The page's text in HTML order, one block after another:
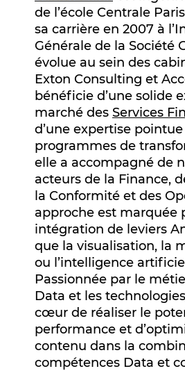
de l’école Centrale
sa carrière en 2007 à
Générale de la Société
évolue au sein des
Exton Consulting et
bénéficie d’une solide
marché des Services
d’une expertise
programmes de
elle a accompagné de
acteurs de la Finance,
la Conformité et des
approche est marquée
intégration de leviers
que la visualisation, la
ou l’intelligence
Passionnée par le
Data et les
cœur de réaliser le
performance et
contenu dans la
compétences Data et